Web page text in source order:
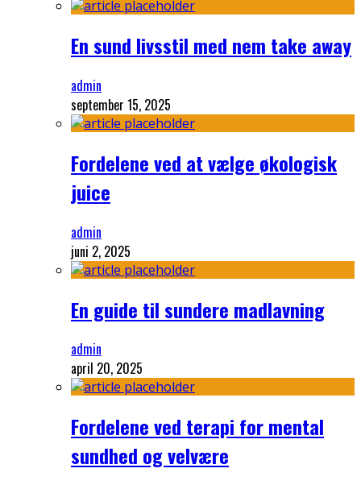
En sund livsstil med nem take away
admin
september 15, 2025
Fordelene ved at vælge økologisk
juice
admin
juni 2, 2025
En guide til sundere madlavning
admin
april 20, 2025
Fordelene ved terapi for mental
sundhed og velvære